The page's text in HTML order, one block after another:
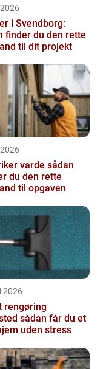
i Svendborg:
finder du den rette
til dit projekt
varde sådan
du den rette
til opgaven
2026
rengøring
får du et
uden stress